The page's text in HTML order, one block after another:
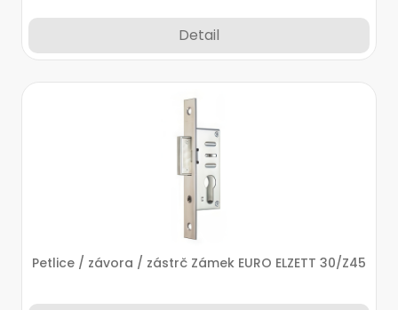
Detail
Petlice / závora / zástrč Zámek EURO ELZETT 30/Z45